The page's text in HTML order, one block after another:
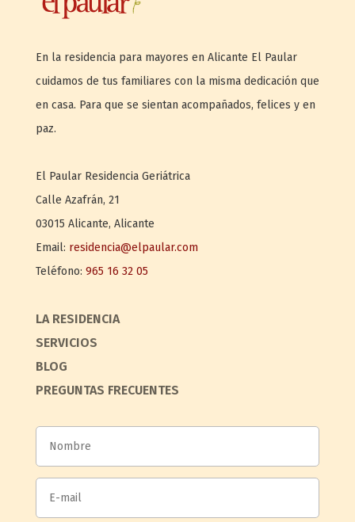
En la residencia para mayores en Alicante El Paular
cuidamos de tus familiares con la misma dedicación que
en casa. Para que se sientan acompañados, felices y en
paz.
El Paular Residencia Geriátrica
Calle Azafrán, 21
03015 Alicante, Alicante
Email: residencia@elpaular.com
Teléfono: 965 16 32 05
LA RESIDENCIA
SERVICIOS
BLOG
PREGUNTAS FRECUENTES